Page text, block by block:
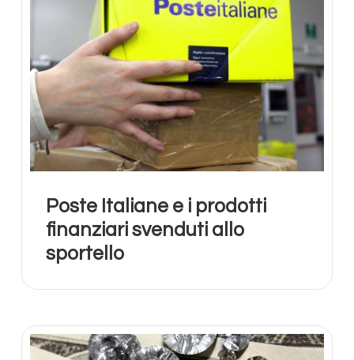
Poste Italiane e i prodotti
finanziari svenduti allo
sportello